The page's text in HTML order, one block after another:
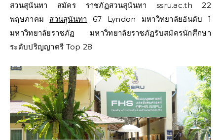
สวนสุนันทา สมัคร ราชภัฏสวนสุนันทา ssru.ac.th 22
พฤษภาคม สวนสุนันทา 67 Lyndon มหาวิทยาลัยอันดับ 1
มหาวิทยาลัยราชภัฏ มหาวิทยาลัยราชภัฏรับสมัครนักศึกษา
ระดับปริญญาตรี Top 28